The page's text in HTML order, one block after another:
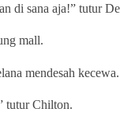
di sana aja!” tutur
mall.
mendesah
tutur Chilton.